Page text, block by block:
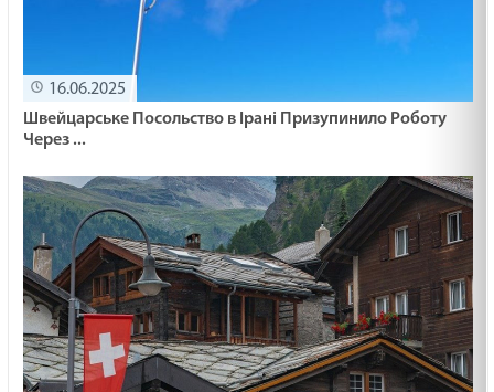
16.06.2025
Швейцарське Посольство в Ірані Призупинило Роботу
Через ...